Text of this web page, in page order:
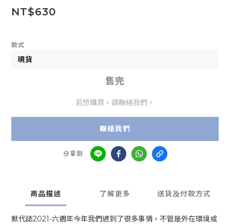
NT$630
款式
售完
若想購買，請聯絡我們。
聯絡我們
分享到
商品描述 了解更多 送貨及付款方式
默代誌2021-六週年今年我們遇到了很多事情，不管是外在環境或